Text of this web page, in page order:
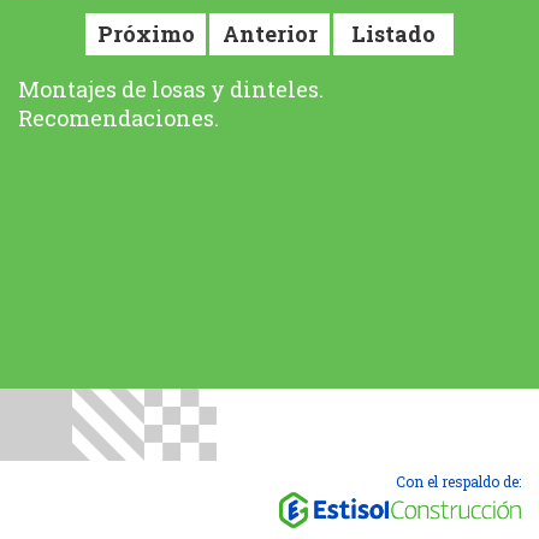
Montajes de losas y dinteles.
Recomendaciones.
Próximo Anterior Listado
Con el respaldo de: